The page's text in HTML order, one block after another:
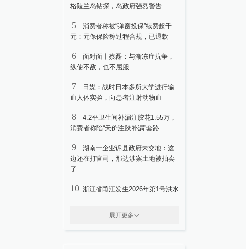
格陵兰岛钻探，岛政府强烈警告
5
消费者称被“弹窗投保”续费超千
元：元保保险称过程合规，已退款
6
面对面丨蔡磊：与渐冻症抗争，
纵使不敌，也不屈服
7
日媒：战时日本多所大学进行输
血人体实验，向患者注射动物血
8
4.2平卫生间补漏注胶花1.55万，
消费者称陷“天价注胶补漏”套路
9
湖南一企业诉县政府未交地：这
边还在打官司，那边涉案土地被拍卖
了
10 浙江省甬江发生2026年第1号洪水
展开更多